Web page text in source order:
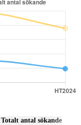
Totalt antal sökande